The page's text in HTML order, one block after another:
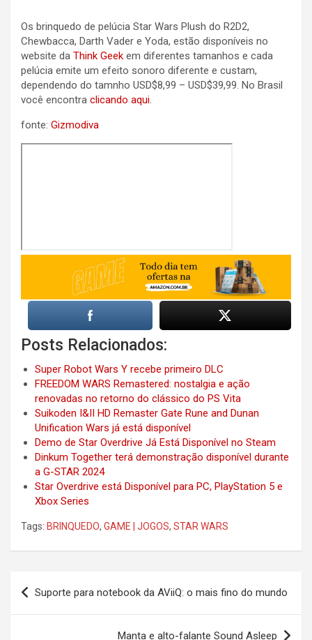
Os brinquedo de pelúcia Star Wars Plush do R2D2,
Chewbacca, Darth Vader e Yoda, estão disponíveis no
website da Think Geek em diferentes tamanhos e cada
pelúcia emite um efeito sonoro diferente e custam,
dependendo do tamnho USD$8,99 – USD$39,99. No Brasil
você encontra clicando aqui.
fonte: Gizmodiva
Posts Relacionados:
Super Robot Wars Y recebe primeiro DLC
FREEDOM WARS Remastered: nostalgia e ação
renovadas no retorno do clássico do PS Vita
Suikoden I&II HD Remaster Gate Rune and Dunan
Unification Wars já está disponível
Demo de Star Overdrive Já Está Disponível no Steam
Dinkum Together terá demonstração disponível durante
a G-STAR 2024
Star Overdrive está Disponível para PC, PlayStation 5 e
Xbox Series
Tags: BRINQUEDO, GAME | JOGOS, STAR WARS
Post
navigation
Suporte para notebook da AViiQ: o mais fino do mundo
Manta e alto-falante Sound Asleep